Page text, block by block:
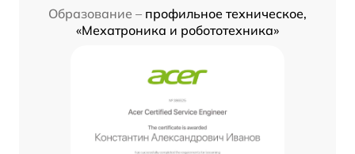
Образование – профильное техническое,
«Мехатроника и робототехника»